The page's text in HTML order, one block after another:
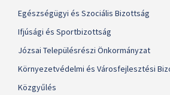
Egészségügyi és Szociális Bizottság
Ifjúsági és Sportbizottság
Józsai Településrészi Önkormányzat
Környezetvédelmi és Városfejlesztési
Közgyűlés